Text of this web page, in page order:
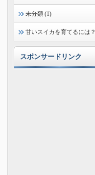
未分類 (1)
甘いスイカを育てるには
スポンサードリンク